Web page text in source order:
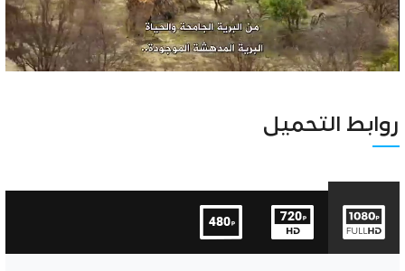
Unmute Settings
روابط التحميل